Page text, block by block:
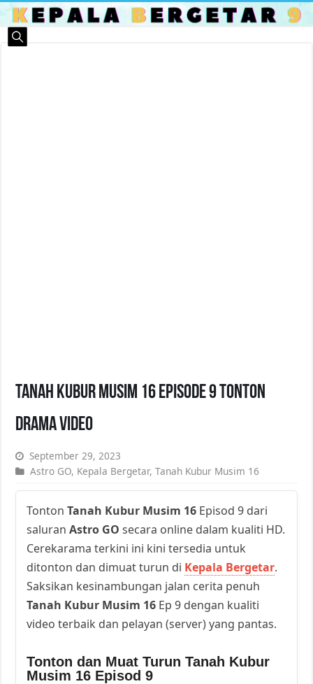
Tanah Kubur Musim 16 Episode 9 Tonton
Drama Video
September 29, 2023
Astro GO, Kepala Bergetar,Tanah Kubur Musim 16
TontonTanah Kubur Musim 16 Episod 9 dari
saluranAstro GO secara online dalam kualiti HD.
Cerekarama terkini ini kini tersedia untuk
ditonton dan dimuat turun di Kepala Bergetar.
Saksikan kesinambungan jalan cerita penuh
Tanah Kubur Musim 16 Ep 9 dengan kualiti
video terbaik dan pelayan (server) yang pantas.
Tonton dan Muat Turun Tanah Kubur
Musim 16 Episod 9